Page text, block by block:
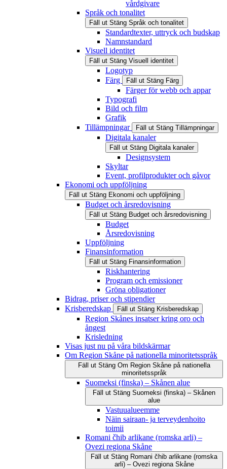
vårdgivare
Språk och tonalitet
Fäll ut Stäng Språk och tonalitet
Standardtexter, uttryck och budskap
Namnstandard
Visuell identitet
Fäll ut Stäng Visuell identitet
Logotyp
Färg
Fäll ut Stäng Färg
Färger för webb och appar
Typografi
Bild och film
Grafik
Tillämpningar
Fäll ut Stäng Tillämpningar
Digitala kanaler
Fäll ut Stäng Digitala kanaler
Designsystem
Skyltar
Event, profilprodukter och gåvor
Ekonomi och uppföljning
Fäll ut Stäng Ekonomi och uppföljning
Budget och årsredovisning
Fäll ut Stäng Budget och årsredovisning
Budget
Årsredovisning
Uppföljning
Finansinformation
Fäll ut Stäng Finansinformation
Riskhantering
Program och emissioner
Gröna obligationer
Bidrag, priser och stipendier
Krisberedskap
Fäll ut Stäng Krisberedskap
Region Skånes insatser kring oro och
ångest
Krisledning
Visas just nu på våra bildskärmar
Om Region Skåne på nationella minoritetsspråk
Fäll ut Stäng Om Region Skåne på nationella
minoritetsspråk
Suomeksi (finska) – Skånen alue
Fäll ut Stäng Suomeksi (finska) – Skånen
alue
Vastuualueemme
Näin sairaan- ja terveydenhoito
toimii
Romani čhib arlikane (romska arli) –
Ovezi regiona Skåne
Fäll ut Stäng Romani čhib arlikane (romska
arli) – Ovezi regiona Skåne